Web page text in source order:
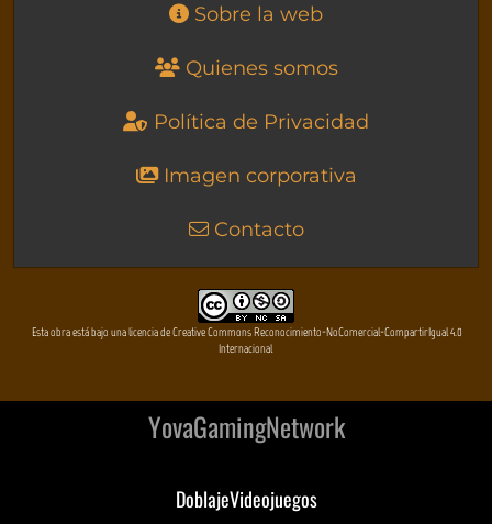
Sobre la web
Quienes somos
Política de Privacidad
Imagen corporativa
Contacto
Esta obra está bajo una licencia de Creative Commons Reconocimiento-NoComercial-CompartirIgual 4.0
Internacional
YovaGamingNetwork
DoblajeVideojuegos